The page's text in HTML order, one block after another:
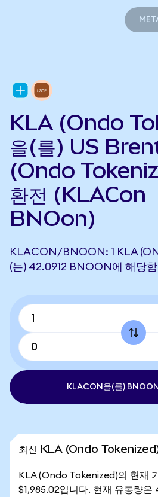
KLA (Ondo
을(를) US
(Ondo
환전 (KLACon
BNOon)
KLACON/BNOON: 1 KLA
(는) 42.0912 BNOON에 해당
KLACON을(를)
최신 KLA (Ondo Tokenized)
KLA (Ondo Tokenized)의 현재
$1,985.02입니다. 현재 유통량